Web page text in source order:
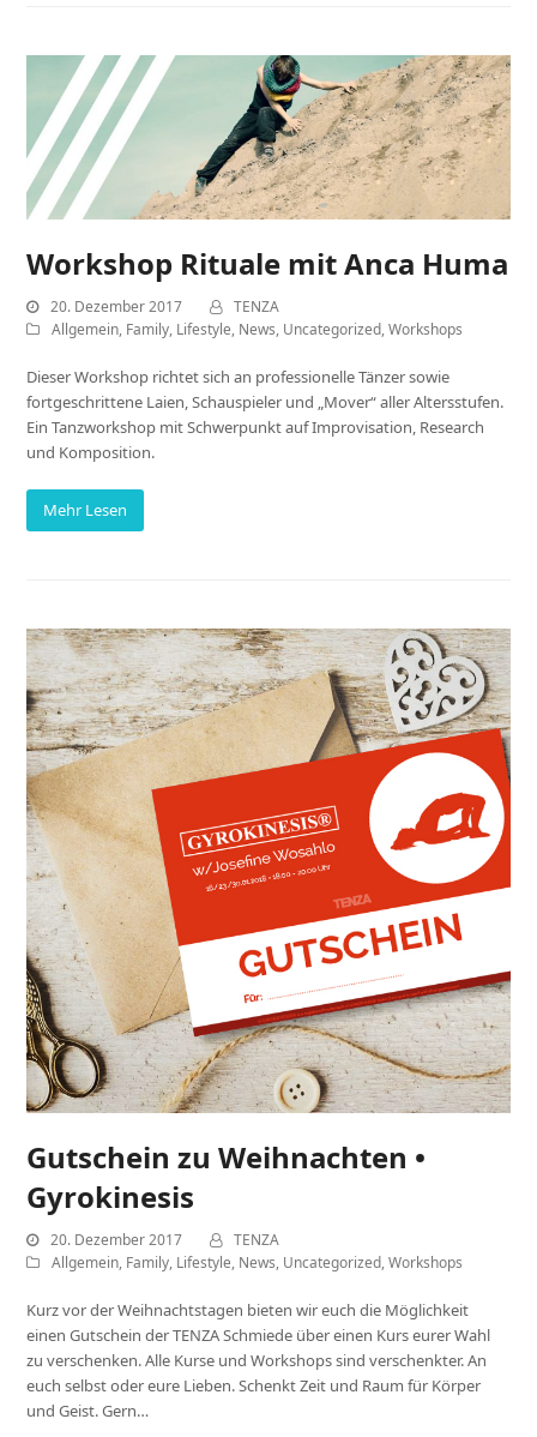
Workshop Rituale mit Anca Huma
20. Dezember 2017
TENZA
Allgemein, Family, Lifestyle, News, Uncategorized,Workshops
Dieser Workshop richtet sich an professionelle Tänzer sowie
fortgeschrittene Laien, Schauspieler und „Mover“ aller Altersstufen.
Ein Tanzworkshop mit Schwerpunkt auf Improvisation, Research
und Komposition.
Mehr Lesen
Gutschein zu Weihnachten •
Gyrokinesis
20. Dezember 2017
TENZA
Allgemein, Family, Lifestyle, News, Uncategorized,Workshops
Kurz vor der Weihnachtstagen bieten wir euch die Möglichkeit
einen Gutschein der TENZA Schmiede über einen Kurs eurer Wahl
zu verschenken. Alle Kurse und Workshops sind verschenkter. An
euch selbst oder eure Lieben. Schenkt Zeit und Raum für Körper
und Geist. Gern…